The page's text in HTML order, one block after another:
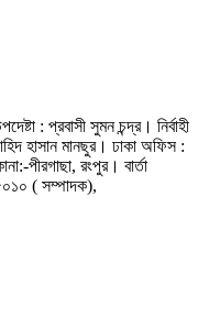
: প্রবাসী সুমন চন্দ্র। নির্বাহী
হাসান মানছুর। ঢাকা অফিস :
পীরগাছা‌, রংপুর। বার্তা
( সম্পাদক),